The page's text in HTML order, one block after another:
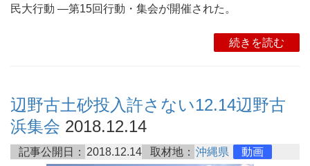
民大行動 ―第15回行動・集会が開催された。
続きを読む
辺野古土砂投入許さない12.14辺野古
浜集会 2018.12.14
記事公開日： 2018.12.14 取材地： 沖縄県 動画